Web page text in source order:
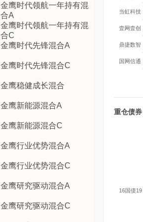
金鹰时代领航一年持有混
合A
金鹰时代领航一年持有混
合C
金鹰时代先锋混合A
金鹰时代先锋混合C
金鹰稳健成长混合
金鹰新能源混合A
金鹰新能源混合C
金鹰行业优势混合A
金鹰行业优势混合C
金鹰研究驱动混合A
金鹰研究驱动混合C
当虹科技
壹网壹创
鼎捷数智
国网信通
重仓债券
16国债19